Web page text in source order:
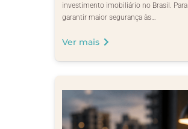
investimento imobiliário no Brasil. Para
garantir maior segurança às…
Ver mais